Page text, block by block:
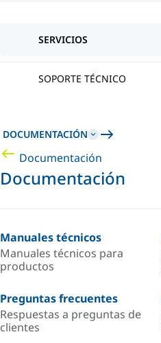
SERVICIOS
SOPORTE TÉCNICO
DOCUMENTACIÓN
Documentación
Documentación
Manuales técnicos
Manuales técnicos para
productos
Preguntas frecuentes
Respuestas a preguntas de
clientes